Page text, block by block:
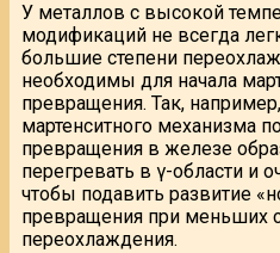
У металлов с высокой
модификаций не всегда
большие степени
необходимы для начала
превращения. Так,
мартенситного механизма
превращения в железе
перегревать в γ-области и
чтобы подавить развитие
превращения при меньших
переохлаждения.